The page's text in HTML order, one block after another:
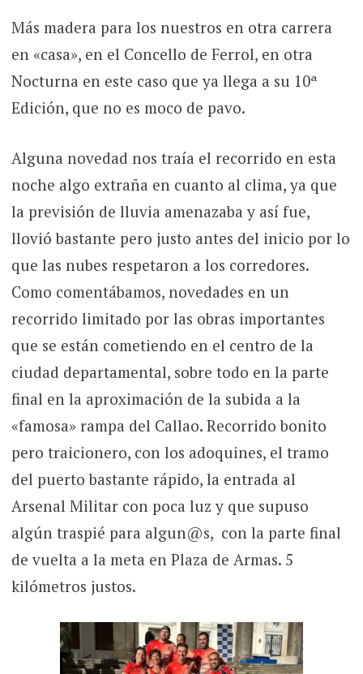
Más madera para los nuestros en otra carrera
en «casa», en el Concello de Ferrol, en otra
Nocturna en este caso que ya llega a su 10ª
Edición, que no es moco de pavo.
Alguna novedad nos traía el recorrido en esta
noche algo extraña en cuanto al clima, ya que
la previsión de lluvia amenazaba y así fue,
llovió bastante pero justo antes del inicio por lo
que las nubes respetaron a los corredores.
Como comentábamos, novedades en un
recorrido limitado por las obras importantes
que se están cometiendo en el centro de la
ciudad departamental, sobre todo en la parte
final en la aproximación de la subida a la
«famosa» rampa del Callao. Recorrido bonito
pero traicionero, con los adoquines, el tramo
del puerto bastante rápido, la entrada al
Arsenal Militar con poca luz y que supuso
algún traspié para algun@s, con la parte final
de vuelta a la meta en Plaza de Armas. 5
kilómetros justos.